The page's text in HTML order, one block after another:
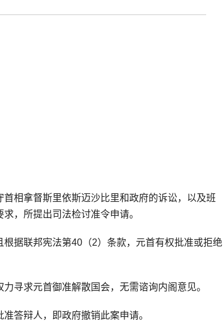
相拿督斯里依斯迈沙比里和政府的诉讼，以及班
，所提出司法检讨准令申请。
据联邦宪法第40（2）条款，元首有权批准或拒绝
寻求元首御准解散国会，无需谘询内阁意见。
答辩人，即政府撤销此案申请。